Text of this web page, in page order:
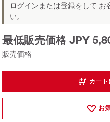
ログインまたは登録をして お
い。
販売価格
最低販売価格 JPY
カート
お